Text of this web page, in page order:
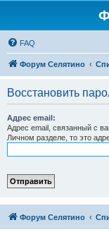
FAQ
Форум Селятино
Восстановить
Адрес email:
Адрес email, связанный с
Личном разделе, то это
Форум Селятино